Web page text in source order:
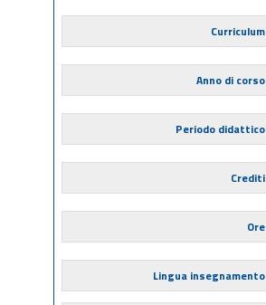
Curriculum
Anno di corso
Periodo didattico
Crediti
Ore
Lingua insegnamento